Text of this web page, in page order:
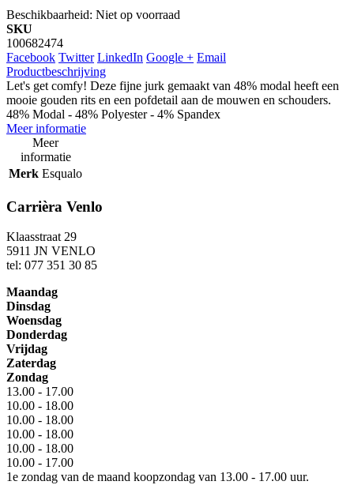
Beschikbaarheid: Niet op voorraad
SKU
100682474
Facebook Twitter LinkedIn Google + Email
Productbeschrijving
Let's get comfy! Deze fijne jurk gemaakt van 48% modal heeft een
mooie gouden rits en een pofdetail aan de mouwen en schouders.
48% Modal - 48% Polyester - 4% Spandex
Meer informatie
Meer
informatie
Merk Esqualo
Carrièra Venlo
Klaasstraat 29
5911 JN VENLO
tel: 077 351 30 85
Maandag
Dinsdag
Woensdag
Donderdag
Vrijdag
Zaterdag
Zondag
13.00 - 17.00
10.00 - 18.00
10.00 - 18.00
10.00 - 18.00
10.00 - 18.00
10.00 - 17.00
1e zondag van de maand koopzondag van 13.00 - 17.00 uur.